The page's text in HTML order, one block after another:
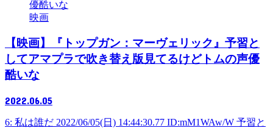
映画
【映画】『トップガン：マーヴェリック』予習と
してアマプラで吹き替え版見てるけどトムの声優
酷いな
2022.06.05
6: 私は誰だ 2022/06/05(日) 14:44:30.77 ID:mM1WAw/W 予習と